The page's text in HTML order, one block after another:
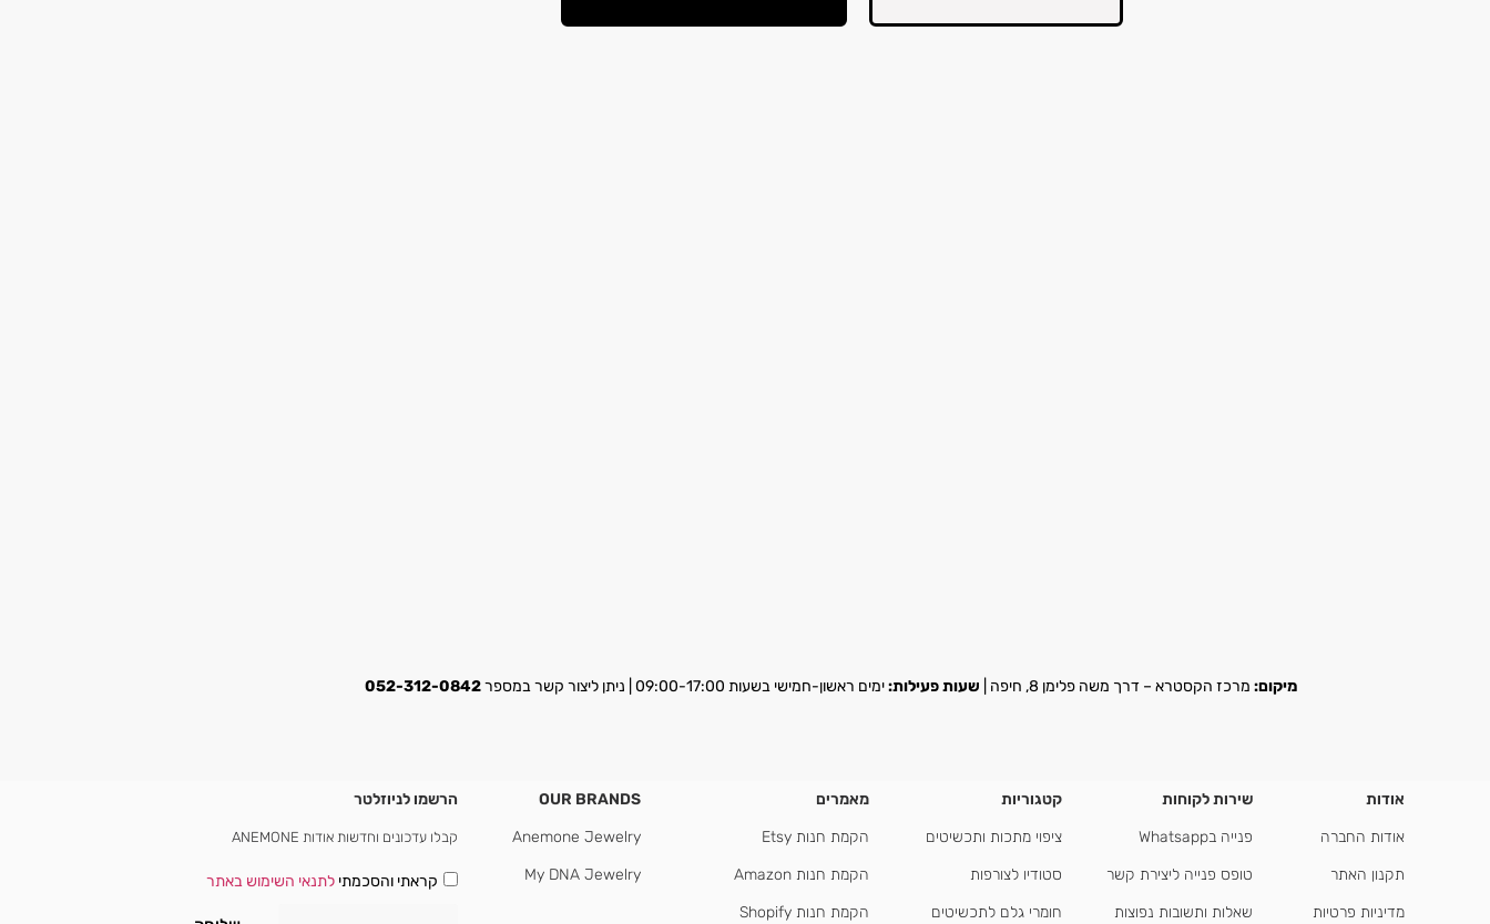
מיקום: מרכז הקסטרא – דרך משה פלימן 8, חיפה | שעות פעילות:ימים ראשון-חמישי בשעות 09:00-17:00 | ניתן ליצור קשר במספר 052-312-0842
אודות
אודות החברה
תקנון האתר
מדיניות פרטיות
שירות לקוחות
פנייה בWhatsapp
טופס פנייה ליצירת קשר
שאלות ותשובות נפוצות
קטגוריות
ציפוי מתכות ותכשיטים
סטודיו לצורפות
חומרי גלם לתכשיטים
מאמרים
הקמת חנות Etsy
הקמת חנות Amazon
הקמת חנות Shopify
OUR BRANDS
Anemone Jewelry
My DNA Jewelry
הרשמו לניוזלטר
קבלו עדכונים וחדשות אודות ANEMONE
קראתי והסכמתילתנאי השימוש באתר